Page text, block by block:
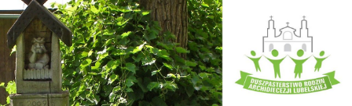
Skip
to
content